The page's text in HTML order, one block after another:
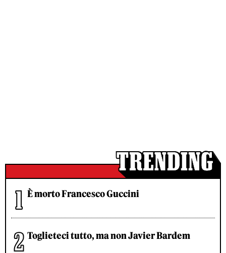
È morto Francesco Guccini
Toglieteci tutto, ma non Javier Bardem